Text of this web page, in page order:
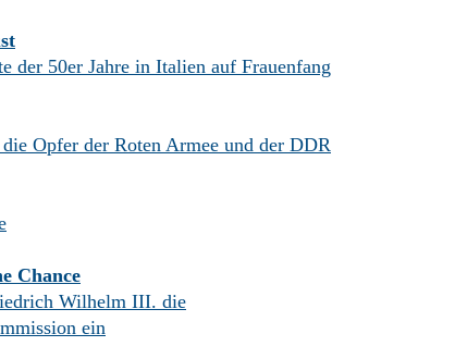
der 50er Jahre in Italien auf Frauenfang
Opfer der Roten Armee und der DDR
Chance
Wilhelm III. die
ein